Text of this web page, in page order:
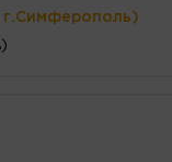
г.Симферополь)